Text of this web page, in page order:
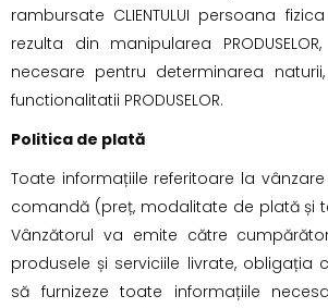
rambursate CLIENTULUI persoana
rezulta din manipularea
necesare pentru determinarea
functionalitatii PRODUSELOR.
Politica de plată
Toate informațiile referitoare la
comandă (preț, modalitate de plată și
Vânzătorul va emite către
produsele și serviciile livrate, obligația
să furnizeze toate informațiile